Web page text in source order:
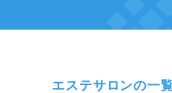
エステサロンの一